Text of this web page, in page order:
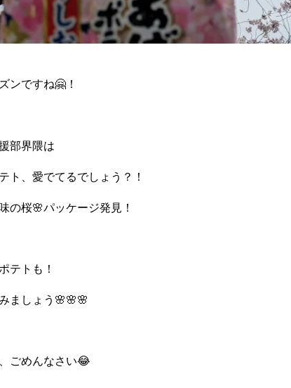
ンですね🤗！
部界隈は
ト、愛でてるでしょう？！
の桜🌸パッケージ発見！
テトも！
ましょう🌸🌸🌸
ごめんなさい😂